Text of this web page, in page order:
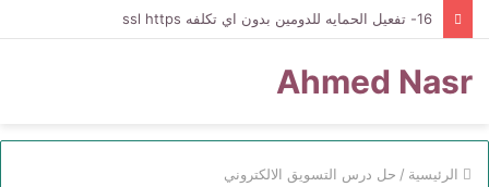
16- تفعيل الحمايه للدومين بدون اي تكلفه ssl https
Ahmed Nasr
الرئيسية / حل درس التسويق الالكتروني